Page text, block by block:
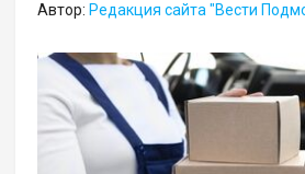
Автор: Редакция сайта "Вести